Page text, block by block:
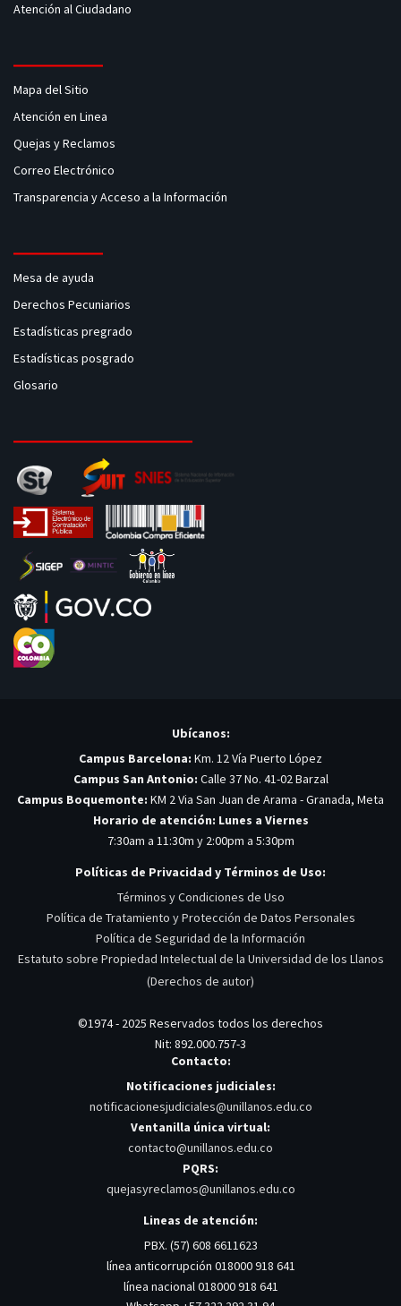
Atención al Ciudadano
Mapa del Sitio
Atención en Linea
Quejas y Reclamos
Correo Electrónico
Transparencia y Acceso a la Información
Mesa de ayuda
Derechos Pecuniarios
Estadísticas pregrado
Estadísticas posgrado
Glosario
Ubícanos:
Campus Barcelona: Km. 12 Vía Puerto López
Campus San Antonio: Calle 37 No. 41-02 Barzal
Campus Boquemonte: KM 2 Via San Juan de Arama - Granada, Meta
Horario de atención: Lunes a Viernes
7:30am a 11:30m y 2:00pm a 5:30pm
Políticas de Privacidad y Términos de Uso:
Términos y Condiciones de Uso
Política de Tratamiento y Protección de Datos Personales
Política de Seguridad de la Información
Estatuto sobre Propiedad Intelectual de la Universidad de los Llanos
(Derechos de autor)
©1974 - 2025 Reservados todos los derechos
Nit: 892.000.757-3
Contacto:
Notificaciones judiciales:
notificacionesjudiciales@unillanos.edu.co
Ventanilla única virtual:
contacto@unillanos.edu.co
PQRS:
quejasyreclamos@unillanos.edu.co
Lineas de atención:
PBX. (57) 608 6611623
línea anticorrupción 018000 918 641
línea nacional 018000 918 641